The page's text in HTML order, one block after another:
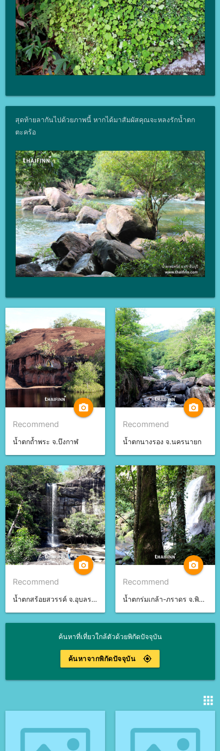
สุดท้ายลากันไปด้วยภาพนี้ หากได้มาสัมผัสคุณจะหลงรักน้ำตก
ตะคร้อ
camera_alt
Recommend
น้ำตกถ้ำพระ จ.บึงกาฬ
camera_alt
Recommend
น้ำตกนางรอง จ.นครนายก
camera_alt
Recommend
น้ำตกสร้อยสวรรค์ จ.อุบลราชธานี
camera_alt
Recommend
น้ำตกร่มเกล้า-ภราดร จ.พิษณุโลก
ค้นหาที่เที่ยวใกล้ตัวด้วยพิกัดปัจจุบัน
gps_fixed
ค้นหาจากพิกัดปัจจุบัน
apps